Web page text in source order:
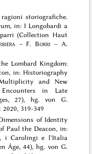
storiografiche.
in: I Longobardi a
(Collection Haut
– F. Borri – A.
Lombard Kingdom:
in: Historiography
and New
in Late
27), hg. von G.
319-349
of Identity
Paul the Deacon, in:
i Carolingi e l'Italia
Âge, 44), hg. von G.